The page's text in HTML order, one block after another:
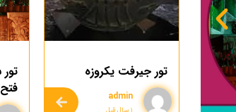
تور جیرفت یکروزه
admin